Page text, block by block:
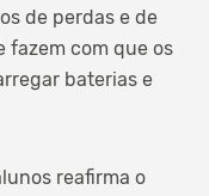
de perdas e de
fazem com que os
baterias e
reafirma o